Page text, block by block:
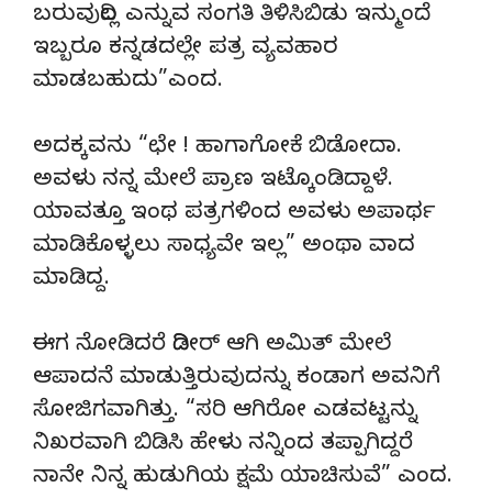
ಬರುವುದಿಲ್ಲ ಎನ್ನುವ ಸಂಗತಿ ತಿಳಿಸಿಬಿಡು ಇನ್ಮುಂದೆ
ಇಬ್ಬರೂ ಕನ್ನಡದಲ್ಲೇ ಪತ್ರ ವ್ಯವಹಾರ
ಮಾಡಬಹುದು”ಎಂದ.
ಅದಕ್ಕವನು “ಛೇ ! ಹಾಗಾಗೋಕೆ ಬಿಡೋದಾ.
ಅವಳು ನನ್ನ ಮೇಲೆ ಪ್ರಾಣ ಇಟ್ಕೊಂಡಿದ್ದಾಳೆ.
ಯಾವತ್ತೂ ಇಂಥ ಪತ್ರಗಳಿಂದ ಅವಳು ಅಪಾರ್ಥ
ಮಾಡಿಕೊಳ್ಳಲು ಸಾಧ್ಯವೇ ಇಲ್ಲ” ಅಂಥಾ ವಾದ
ಮಾಡಿದ್ದ.
ಈಗ ನೋಡಿದರೆ ದಿಡೀರ್ ಆಗಿ ಅಮಿತ್ ಮೇಲೆ
ಆಪಾದನೆ ಮಾಡುತ್ತಿರುವುದನ್ನು ಕಂಡಾಗ ಅವನಿಗೆ
ಸೋಜಿಗವಾಗಿತ್ತು. “ಸರಿ ಆಗಿರೋ ಎಡವಟ್ಟನ್ನು
ನಿಖರವಾಗಿ ಬಿಡಿಸಿ ಹೇಳು ನನ್ನಿಂದ ತಪ್ಪಾಗಿದ್ದರೆ
ನಾನೇ ನಿನ್ನ ಹುಡುಗಿಯ ಕ್ಷಮೆ ಯಾಚಿಸುವೆ” ಎಂದ.